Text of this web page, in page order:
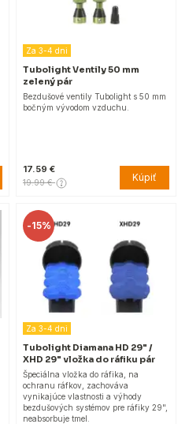
Za 3-4 dni
Tubolight Ventily 50 mm
zelený pár
Bezdušové ventily Tubolight s 50 mm
bočným vývodom vzduchu.
17.59 €
19.99 € Kúpiť
-15%
Za 3-4 dni
Tubolight Diamana HD 29" /
XHD 29" vložka do ráfiku pár
Špeciálna vložka do ráfika, na
ochranu ráfkov, zachováva
vynikajúce vlastnosti a výhody
bezdušových systémov pre ráfiky 29",
neabsorbuje tmel.